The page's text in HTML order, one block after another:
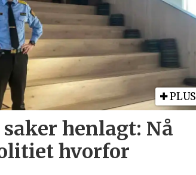
PLUS
henlagt: Nå
hvorfor